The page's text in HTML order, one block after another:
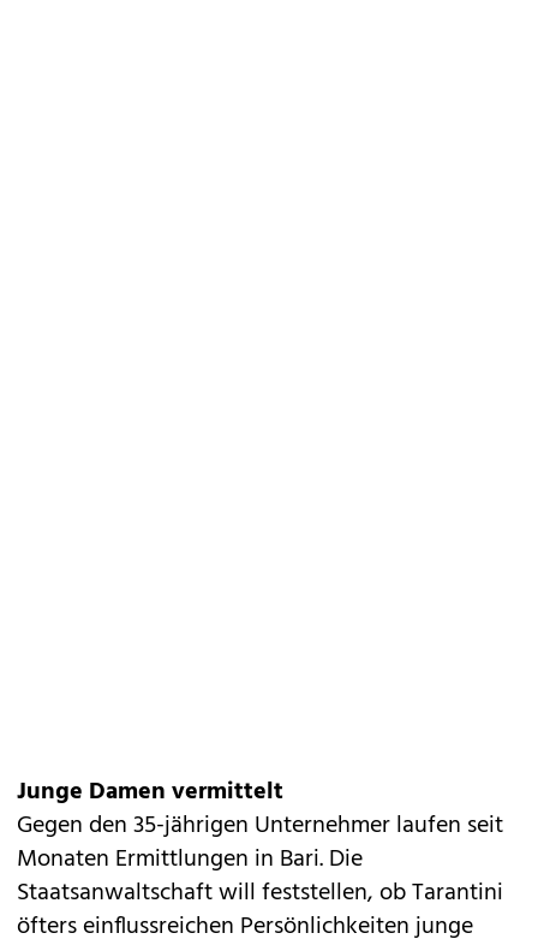
Junge Damen vermittelt
Gegen den 35-jährigen Unternehmer laufen seit
Monaten Ermittlungen in Bari. Die
Staatsanwaltschaft will feststellen, ob Tarantini
öfters einflussreichen Persönlichkeiten junge